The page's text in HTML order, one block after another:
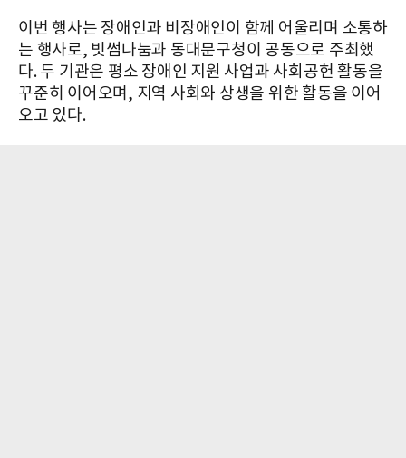
이번 행사는 장애인과 비장애인이 함께 어울리며 소통하
는 행사로, 빗썸나눔과 동대문구청이 공동으로 주최했
다. 두 기관은 평소 장애인 지원 사업과 사회공헌 활동을
꾸준히 이어오며, 지역 사회와 상생을 위한 활동을 이어
오고 있다.